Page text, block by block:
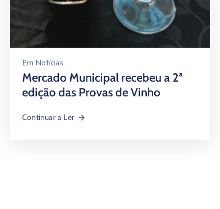
Em Notícias
Mercado Municipal recebeu a 2ª
edição das Provas de Vinho
Continuar a Ler